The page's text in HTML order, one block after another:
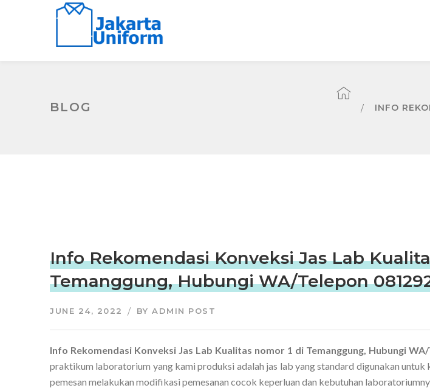
BLOG
INFO
Info Rekomendasi Konveksi Jas Lab
Temanggung, Hubungi WA/Telepon
JUNE 24, 2022 BY ADMIN POST
Info Rekomendasi Konveksi Jas Lab Kualitas nomor 1 di Temanggung, Hubungi
praktikum laboratorium yang kami produksi adalah jas lab yang standard digunakan untuk
pemesan melakukan modifikasi pemesanan cocok keperluan dan kebutuhan